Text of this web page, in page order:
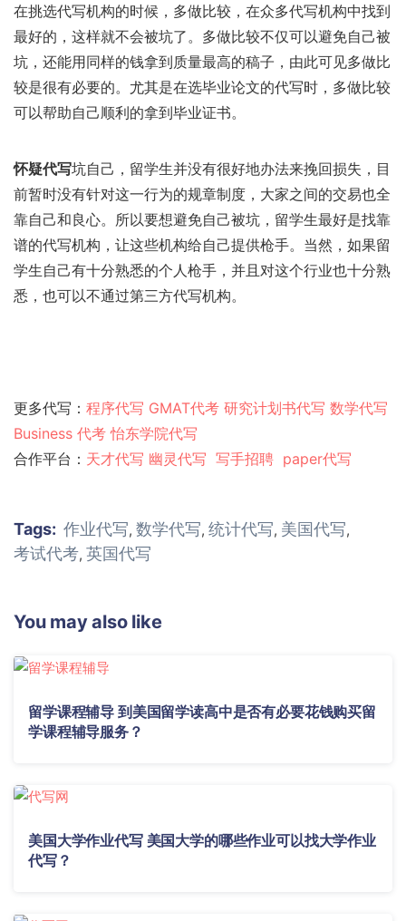
在挑选代写机构的时候，多做比较，在众多代写机构中找到
最好的，这样就不会被坑了。多做比较不仅可以避免自己被
坑，还能用同样的钱拿到质量最高的稿子，由此可见多做比
较是很有必要的。尤其是在选毕业论文的代写时，多做比较
可以帮助自己顺利的拿到毕业证书。
怀疑代写坑自己，留学生并没有很好地办法来挽回损失，目
前暂时没有针对这一行为的规章制度，大家之间的交易也全
靠自己和良心。所以要想避免自己被坑，留学生最好是找靠
谱的代写机构，让这些机构给自己提供枪手。当然，如果留
学生自己有十分熟悉的个人枪手，并且对这个行业也十分熟
悉，也可以不通过第三方代写机构。
更多代写： 程序代写 GMAT代考 研究计划书代写 数学代写
Business 代考 怡东学院代写
合作平台： 天才代写 幽灵代写 写手招聘 paper代写
Tags: 作业代写, 数学代写, 统计代写, 美国代写,
考试代考, 英国代写
You may also like
留学课程辅导 到美国留学读高中是否有必要花钱购买留
学课程辅导服务？
美国大学作业代写 美国大学的哪些作业可以找大学作业
代写？